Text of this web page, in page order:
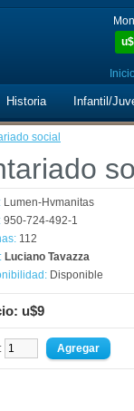
u$
Historia Infantil/
social
Lumen-Hvmanitas
950-724-492-1
112
Luciano Tavazza
Disponible
u$9